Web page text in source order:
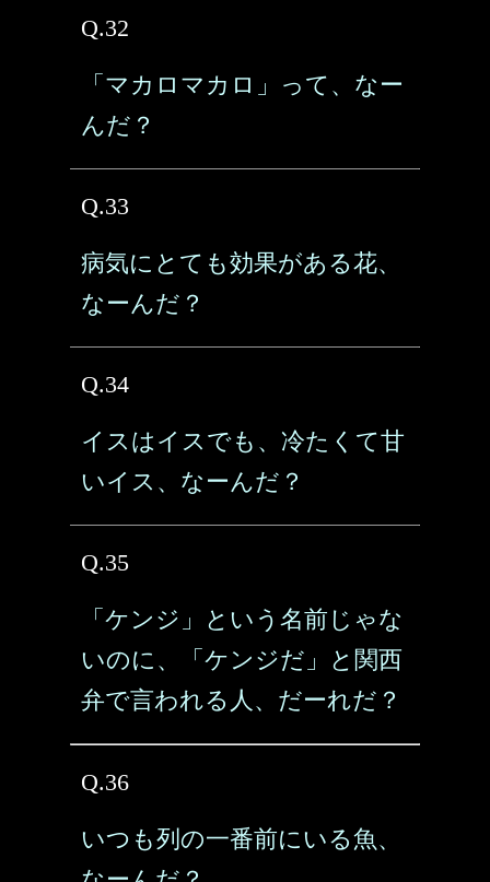
Q.32
「マカロマカロ」って、なー
んだ？
Q.33
病気にとても効果がある花、
なーんだ？
Q.34
イスはイスでも、冷たくて甘
いイス、なーんだ？
Q.35
「ケンジ」という名前じゃな
いのに、「ケンジだ」と関西
弁で言われる人、だーれだ？
Q.36
いつも列の一番前にいる魚、